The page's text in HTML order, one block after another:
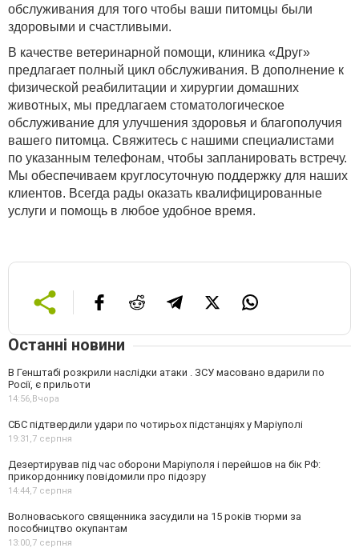
обслуживания для того чтобы ваши питомцы были
здоровыми и счастливыми.
В качестве ветеринарной помощи, клиника «Друг»
предлагает полный цикл обслуживания. В дополнение к
физической реабилитации и хирургии домашних
животных, мы предлагаем стоматологическое
обслуживание для улучшения здоровья и благополучия
вашего питомца. Свяжитесь с нашими специалистами
по указанным телефонам, чтобы запланировать встречу.
Мы обеспечиваем круглосуточную поддержку для наших
клиентов. Всегда рады оказать квалифицированные
услуги и помощь в любое удобное время.
Останні новини
В Генштабі розкрили наслідки атаки . ЗСУ масовано вдарили по
Росії, є прильоти
14:56,Вчора
СБС підтвердили удари по чотирьох підстанціях у Маріуполі
19:31,7 серпня
Дезертирував під час оборони Маріуполя і перейшов на бік РФ:
прикордоннику повідомили про підозру
14:44,7 серпня
Волноваського священника засудили на 15 років тюрми за
пособництво окупантам
13:00,7 серпня